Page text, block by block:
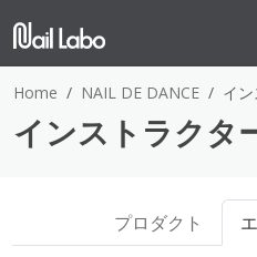
Home NAIL DE DANCE イ
インストラクタ
プロダクト